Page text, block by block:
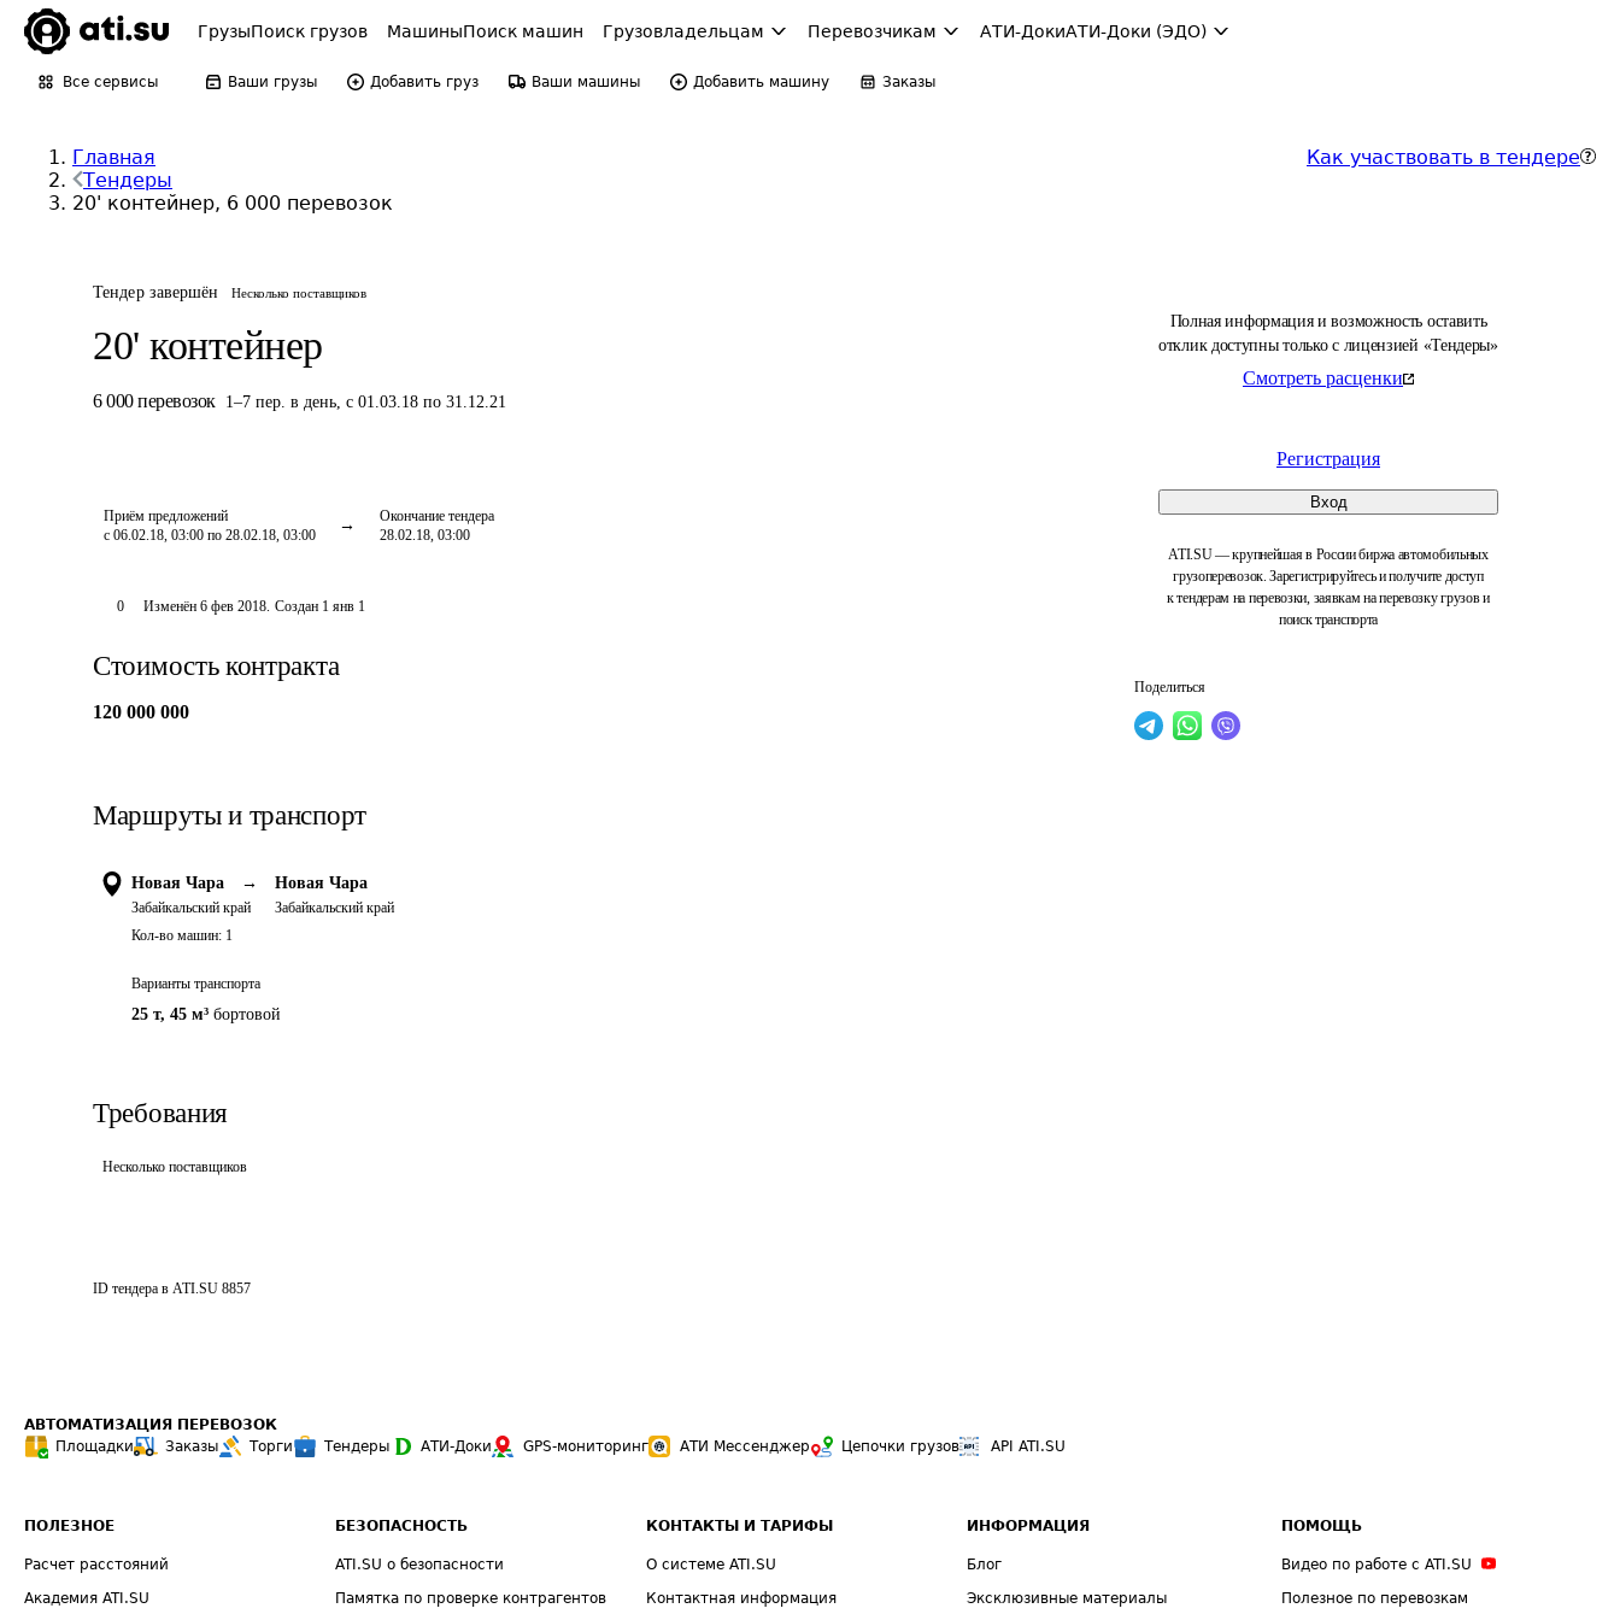
ГрузыПоиск грузов МашиныПоиск машин Грузовладельцам Перевозчикам АТИ-ДокиАТИ-Доки (ЭДО)
Все сервисы Ваши грузы Добавить груз Ваши машины Добавить машину Заказы
Главная
Тендеры
20' контейнер, 6 000 перевозок
Как участвовать в тендере
Тендер завершён Несколько поставщиков
20' контейнер
6 000 перевозок 1–7 пер. в день, с 01.03.18 по 31.12.21
Приём предложений
с 06.02.18, 03:00 по 28.02.18, 03:00
Окончание тендера
28.02.18, 03:00
Полная информация и возможность оставить
отклик доступны только с лицензией «Тендеры»
Смотреть расценки
Регистрация
Вход
ATI.SU — крупнейшая в России биржа автомобильных
грузоперевозок. Зарегистрируйтесь и получите доступ
к тендерам на перевозки, заявкам на перевозку грузов и
поиск транспорта
Поделиться
0 Изменён 6 фев 2018. Создан 1 янв 1
Стоимость контракта
120 000 000
Маршруты и транспорт
Новая Чара →
Забайкальский край
Новая Чара
Забайкальский край
Кол-во машин: 1
Варианты транспорта
25 т, 45 м³ бортовой
Требования
Несколько поставщиков
ID тендера в ATI.SU 8857
АВТОМАТИЗАЦИЯ ПЕРЕВОЗОК
Площадки
Заказы Торги Тендеры АТИ-Доки GPS-мониторинг АТИ Мессенджер Цепочки грузов API ATI.SU
ПОЛЕЗНОЕ
Расчет расстояний
Академия ATI.SU
БЕЗОПАСНОСТЬ
ATI.SU о безопасности
Памятка по проверке контрагентов
КОНТАКТЫ И ТАРИФЫ
О системе ATI.SU
Контактная информация
ИНФОРМАЦИЯ
Блог
Эксклюзивные материалы
ПОМОЩЬ
Видео по работе с ATI.SU
Полезное по перевозкам